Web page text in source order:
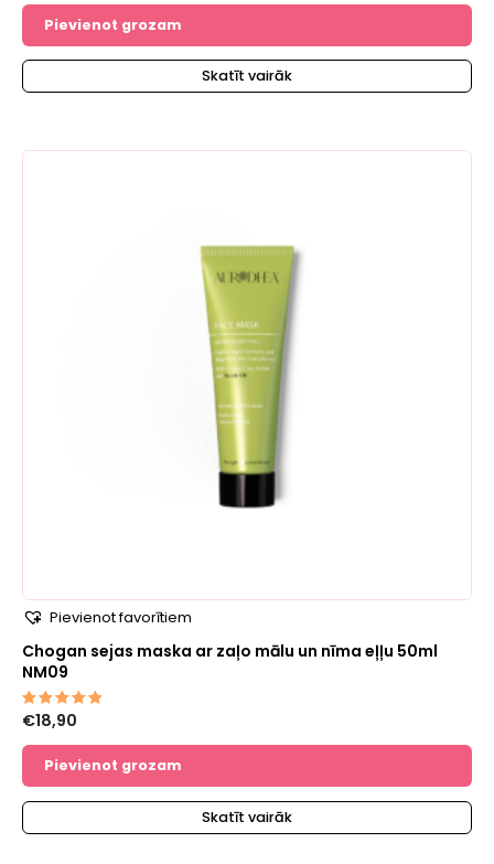
Pievienot grozam
Skatīt vairāk
Pievienot favorītiem
Chogan sejas maska ​​​​ar zaļo mālu un nīma eļļu 50ml
NM09
Novērtēts
ar
5.00
€18,90
Pievienot grozam
Skatīt vairāk